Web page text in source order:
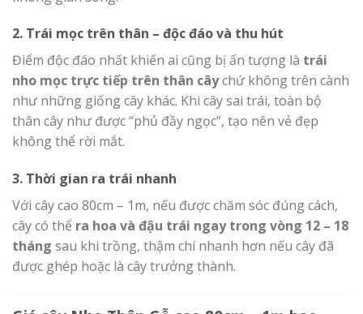
2. Trái mọc trên thân – độc đáo và thu hút
Điểm độc đáo nhất khiến ai cũng bị ấn tượng là trái
nho mọc trực tiếp trên thân câychứ không trên cành
như những giống cây khác. Khi cây sai trái, toàn bộ
thân cây như được “phủ đầy ngọc”, tạo nên vẻ đẹp
không thể rời mắt.
3. Thời gian ra trái nhanh
Với cây cao 80cm – 1m, nếu được chăm sóc đúng cách,
cây có thể ra hoa và đậu trái ngay trong vòng 12 – 18
tháng sau khi trồng, thậm chí nhanh hơn nếu cây đã
được ghép hoặc là cây trưởng thành.